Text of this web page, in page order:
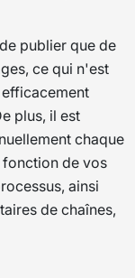
publier que de
ce qui n'est
plus, il est
chaque
fonction de vos
ainsi
de chaînes,